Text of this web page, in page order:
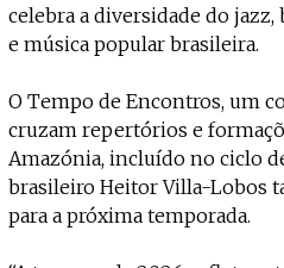
celebra a diversidade do
e música popular brasileira.
O Tempo de Encontros, um
cruzam repertórios e
Amazónia, incluído no ciclo
brasileiro Heitor Villa-Lobos
para a próxima temporada.